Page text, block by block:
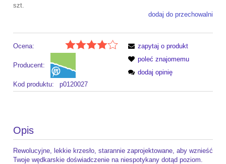
szt.
dodaj do przechowalni
Ocena:
Producent:
Kod produktu: p0120027
zapytaj o produkt
poleć znajomemu
dodaj opinię
Opis
Rewolucyjne, lekkie krzesło, starannie zaprojektowane, aby wznieść
Twoje wędkarskie doświadczenie na niespotykany dotąd poziom.